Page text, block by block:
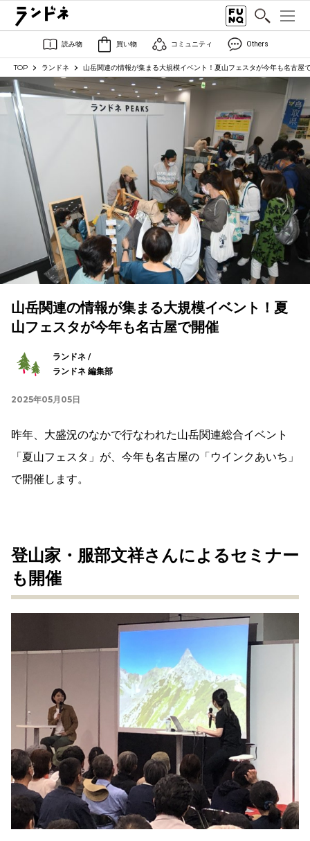
読み物 買い物 コミュニティ Others
TOP ランドネ 山岳関連の情報が集まる大規模イベント！夏山フェスタが今年も名古屋
山岳関連の情報が集まる大規模イベント！夏
山フェスタが今年も名古屋で開催
ランドネ /
ランドネ 編集部
2025年05月05日
昨年、大盛況のなかで行なわれた山岳関連総合イベント
「夏山フェスタ」が、今年も名古屋の「ウインクあいち」
で開催します。
登山家・服部文祥さんによるセミナー
も開催